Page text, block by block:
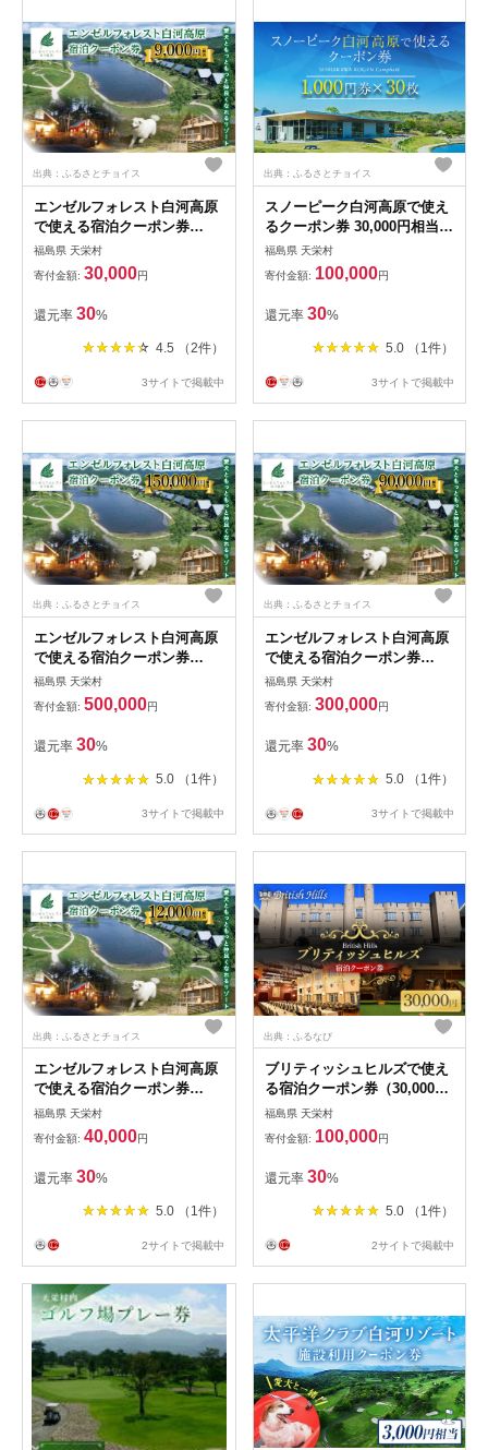
出典：ふるさとチョイス
エンゼルフォレスト白河高原
で使える宿泊クーポン券
（9,000円相当） F21T-096
福島県 天栄村
寄付金額: 30,000円
還元率 30%
4.5 （2件）
3サイトで掲載中
出典：ふるさとチョイス
スノーピーク白河高原で使え
るクーポン券 30,000円相当
（飲食・アクティビティ・キ
ャンプフィールド利用限定）
F21T-221
福島県 天栄村
寄付金額: 100,000円
還元率 30%
5.0 （1件）
3サイトで掲載中
出典：ふるさとチョイス
エンゼルフォレスト白河高原
で使える宿泊クーポン券
（150000円相当） F21T-102
福島県 天栄村
寄付金額: 500,000円
還元率 30%
5.0 （1件）
3サイトで掲載中
出典：ふるさとチョイス
エンゼルフォレスト白河高原
で使える宿泊クーポン券
（90000円相当） F21T-101
福島県 天栄村
寄付金額: 300,000円
還元率 30%
5.0 （1件）
3サイトで掲載中
出典：ふるさとチョイス
エンゼルフォレスト白河高原
で使える宿泊クーポン券
（12,000円相当） F21T-097
福島県 天栄村
寄付金額: 40,000円
還元率 30%
5.0 （1件）
2サイトで掲載中
出典：ふるなび
ブリティッシュヒルズで使え
る宿泊クーポン券（30,000円
相当） F21T-272
福島県 天栄村
寄付金額: 100,000円
還元率 30%
5.0 （1件）
2サイトで掲載中